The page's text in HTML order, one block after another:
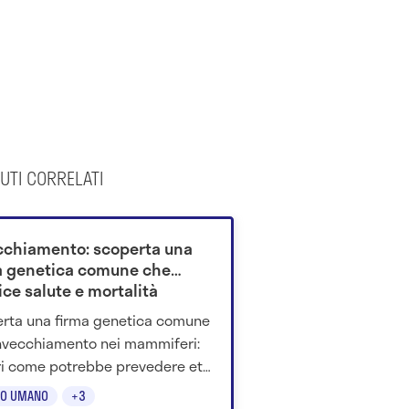
CORRELATI
UMANO +3
scoperta una
genetica comune che
salute e mortalità
una firma genetica comune
nei mammiferi:
come potrebbe prevedere età
malattie e mortalità.